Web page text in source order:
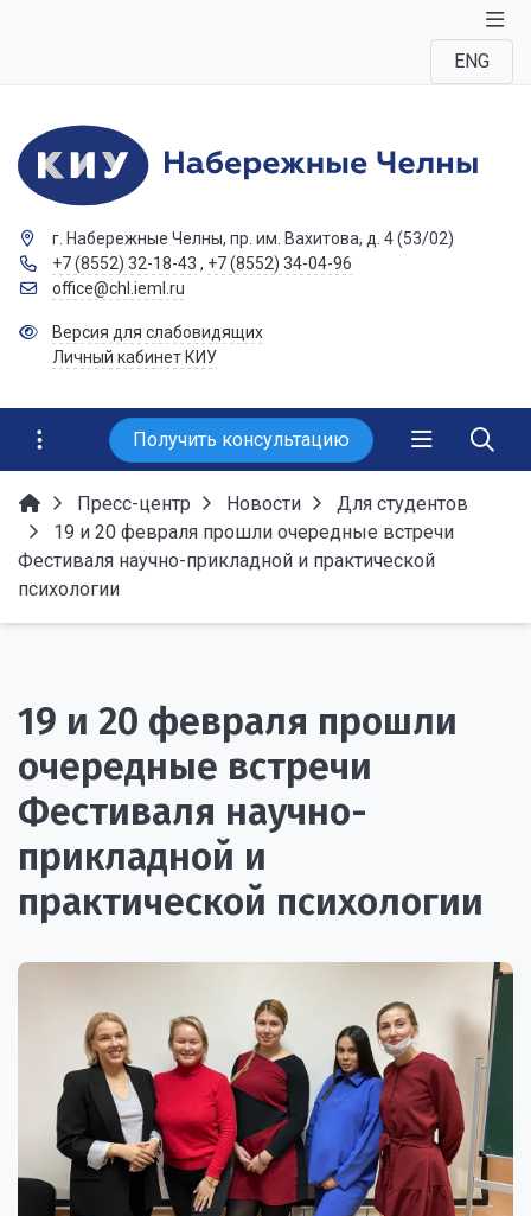
ENG
г. Набережные Челны, пр. им. Вахитова, д. 4 (53/02)
+7 (8552) 32-18-43 , +7 (8552) 34-04-96
office@chl.ieml.ru
Версия для слабовидящих
Личный кабинет КИУ
Получить консультацию
Пресс-центр Новости
Для студентов
19 и 20 февраля прошли очередные встречи
Фестиваля научно-прикладной и практической
психологии
19 и 20 февраля прошли
очередные встречи
Фестиваля научно-
прикладной и
практической психологии